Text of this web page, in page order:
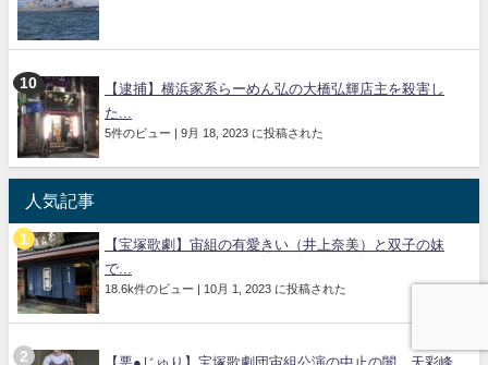
【逮捕】横浜家系らーめん弘の大橋弘輝店主を殺害し
た...
5件のビュー 9月 18, 2023 に投稿された
人気記事
【宝塚歌劇】宙組の有愛きい（井上奈美）と双子の妹
で...
18.6k件のビュー 10月 1, 2023 に投稿された